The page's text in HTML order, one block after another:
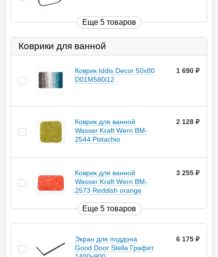
Еще 5 товаров
Коврики для ванной
Коврик Iddis Decor 50х80
D01M580i12
1 690
Коврик для ванной
Wasser Kraft Wern BM-
2544 Pistachio
2 128
Коврик для ванной
Wasser Kraft Wern BM-
2573 Reddish orange
3 255
Еще 5 товаров
Экран для поддона
Good Door Stella Графит
6 175